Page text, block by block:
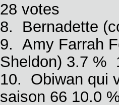
28 votes
8. Bernadette
9. Amy Farrah
Sheldon) 3.7 %
10. Obiwan qui
saison 66 10.0